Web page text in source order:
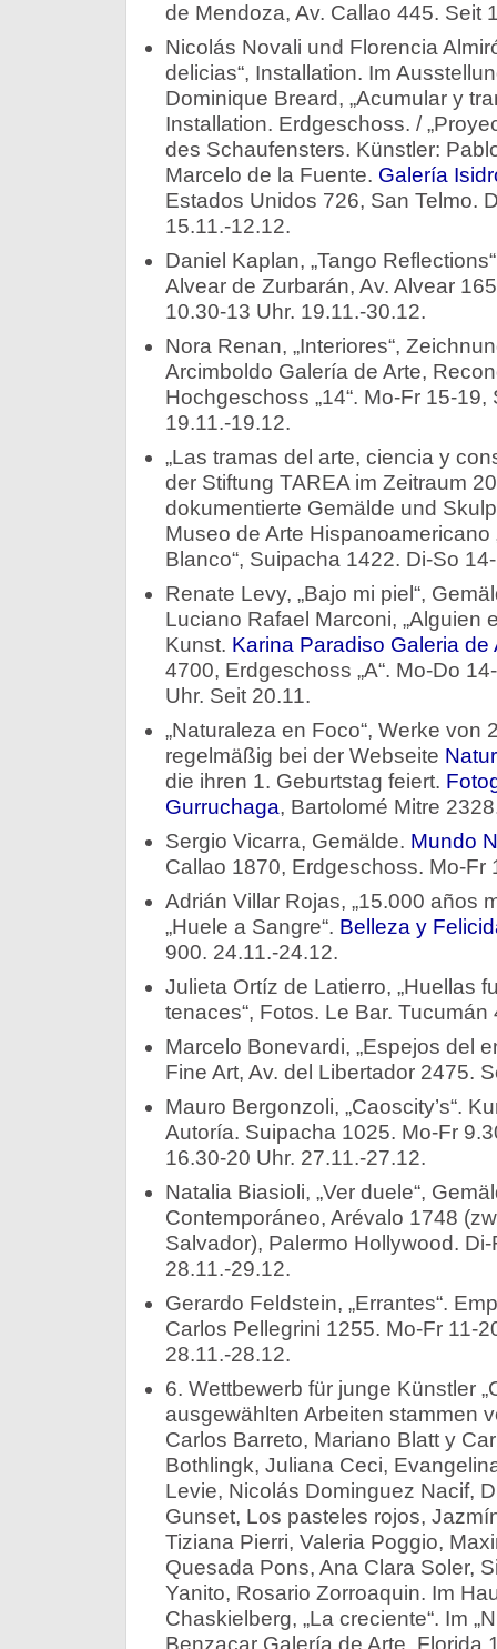
de Mendoza, Av. Callao 445. Seit
Nicolás Novali und Florencia
delicias“, Installation. Im
Dominique Breard, „Acumular y
Installation. Erdgeschoss. /
des Schaufensters. Künstler:
Marcelo de la Fuente. Galería
Estados Unidos 726, San Telmo.
15.11.-12.12.
Daniel Kaplan, „Tango
Alvear de Zurbarán, Av. Alvear
10.30-13 Uhr. 19.11.-30.12.
Nora Renan, „Interiores“,
Arcimboldo Galería de Arte,
Hochgeschoss „14“. Mo-Fr 15-19,
19.11.-19.12.
„Las tramas del arte, ciencia y
der Stiftung TAREA im Zeitraum
dokumentierte Gemälde und
Museo de Arte Hispanoamericano
Blanco“, Suipacha 1422. Di-So
Renate Levy, „Bajo mi piel“,
Luciano Rafael Marconi, „Alguien
Kunst. Karina Paradiso Galeria de
4700, Erdgeschoss „A“. Mo-Do
Uhr. Seit 20.11.
„Naturaleza en Foco“, Werke von
regelmäßig bei der Webseite
die ihren 1. Geburtstag feiert.
Gurruchaga, Bartolomé Mitre
Sergio Vicarra, Gemälde. Mundo
Callao 1870, Erdgeschoss. Mo-Fr
Adrián Villar Rojas, „15.000 años
„Huele a Sangre“. Belleza y
900. 24.11.-24.12.
Julieta Ortíz de Latierro, „Huellas
tenaces“, Fotos. Le Bar. Tucumán
Marcelo Bonevardi, „Espejos del
Fine Art, Av. del Libertador 2475.
Mauro Bergonzoli, „Caoscity’s“.
Autoría. Suipacha 1025. Mo-Fr
16.30-20 Uhr. 27.11.-27.12.
Natalia Biasioli, „Ver duele“,
Contemporáneo, Arévalo 1748
Salvador), Palermo Hollywood.
28.11.-29.12.
Gerardo Feldstein, „Errantes“.
Carlos Pellegrini 1255. Mo-Fr 11-
28.11.-28.12.
6. Wettbewerb für junge Künstler
ausgewählten Arbeiten stammen
Carlos Barreto, Mariano Blatt y
Bothlingk, Juliana Ceci,
Levie, Nicolás Dominguez Nacif,
Gunset, Los pasteles rojos,
Tiziana Pierri, Valeria Poggio,
Quesada Pons, Ana Clara Soler,
Yanito, Rosario Zorroaquin. Im
Chaskielberg, „La creciente“. Im
Benzacar Galería de Arte, Florida